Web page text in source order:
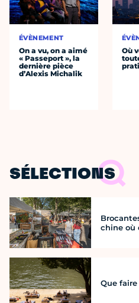
ÉVÈNEMENT
On a vu, on a aimé
« Passeport », la
dernière pièce
d’Alexis Michalik
Où
SÉLECTIONS
chine où
Que faire